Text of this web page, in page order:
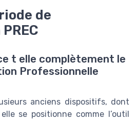
de
t elle complètement le
Professionnelle
anciens dispositifs, dont
se positionne comme l’outil